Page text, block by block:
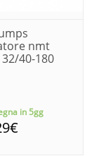
nmt
40-180
in 5gg